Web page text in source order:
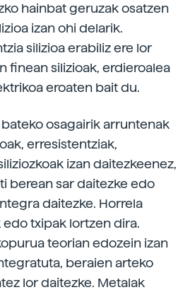
hainbat geruzak osatzen
izan ohi delarik.
silizioa erabiliz ere lor
finean silizioak, erdieroalea
eroaten bait du.
osagairik arruntenak
erresistentziak,
izan daitezkeenez,
berean sar daitezke edo
daitezke. Horrela
txipak lortzen dira.
teorian edozein izan
beraien arteko
lor daitezke. Metalak